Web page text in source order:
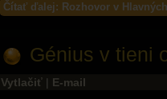
Čítať ďalej: Rozhovor v
Génius v tieni
Vytlačiť | E-mail